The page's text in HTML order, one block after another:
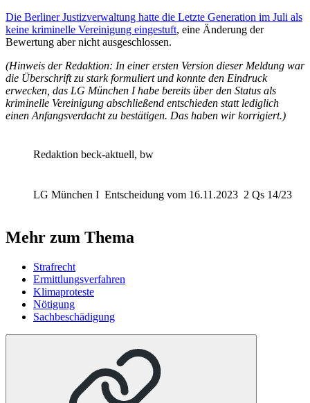
Die Berliner Justizverwaltung hatte die Letzte Generation im Juli als
keine kriminelle Vereinigung eingestuft, eine Änderung der
Bewertung aber nicht ausgeschlossen.
(Hinweis der Redaktion: In einer ersten Version dieser Meldung war
die Überschrift zu stark formuliert und konnte den Eindruck
erwecken, das LG München I habe bereits über den Status als
kriminelle Vereinigung abschließend entschieden statt lediglich
einen Anfangsverdacht zu bestätigen. Das haben wir korrigiert.)
Redaktion beck-aktuell, bw
LG München I Entscheidung vom 16.11.2023 2 Qs 14/23
Mehr zum Thema
Strafrecht
Ermittlungsverfahren
Klimaproteste
Nötigung
Sachbeschädigung